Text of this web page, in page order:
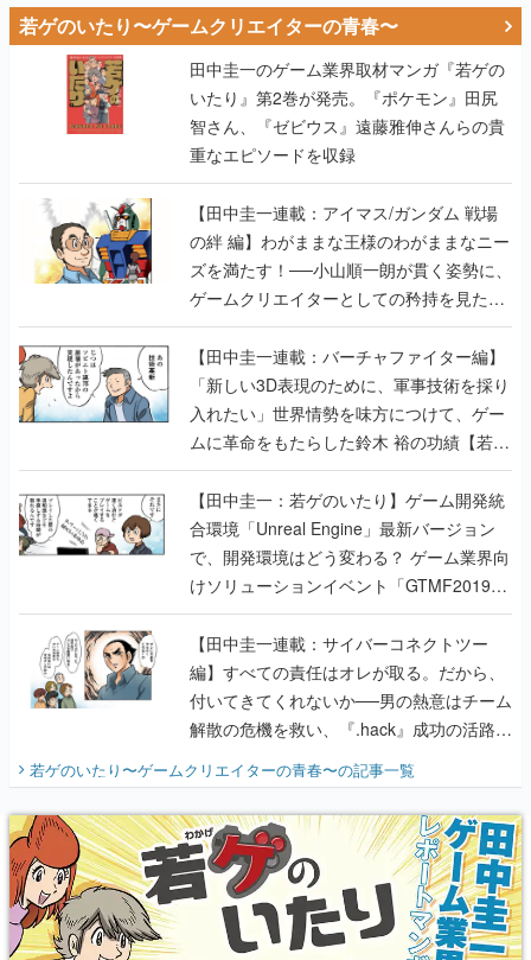
若ゲのいたり〜ゲームクリエイターの青春〜
田中圭一のゲーム業界取材マンガ『若ゲの
いたり』第2巻が発売。『ポケモン』田尻
智さん、『ゼビウス』遠藤雅伸さんらの貴
重なエピソードを収録
【田中圭一連載：アイマス/ガンダム 戦場
の絆 編】わがままな王様のわがままなニー
ズを満たす！──小山順一朗が貫く姿勢に、
ゲームクリエイターとしての矜持を見た
【若ゲのいたり最終回】
【田中圭一連載：バーチャファイター編】
「新しい3D表現のために、軍事技術を採り
入れたい」世界情勢を味方につけて、ゲー
ムに革命をもたらした鈴木 裕の功績【若ゲ
のいたり】
【田中圭一：若ゲのいたり】ゲーム開発統
合環境「Unreal Engine」最新バージョン
で、開発環境はどう変わる？ ゲーム業界向
けソリューションイベント「GTMF2019」
に行って、より理解を深めよう【PR】
【田中圭一連載：サイバーコネクトツー
編】すべての責任はオレが取る。だから、
付いてきてくれないか──男の熱意はチーム
解散の危機を救い、『.hack』成功の活路を
開く。業界の快男児・松山 洋に流れる血は
『少年ジャンプ』色だった【若ゲのいた
り】
若ゲのいたり〜ゲームクリエイターの青春〜の記事一覧